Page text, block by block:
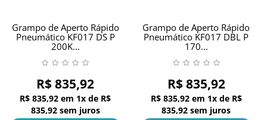
Grampo de Aperto Rápido
Pneumático KF017 DS P
200K...
R$ 835,92
R$ 835,92 em 1x de R$
835,92 sem juros
Grampo de Aperto Rápido
Pneumático KF017 DBL P
170...
R$ 835,92
R$ 835,92 em 1x de R$
835,92 sem juros